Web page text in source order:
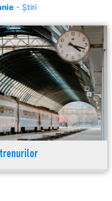
- Știri